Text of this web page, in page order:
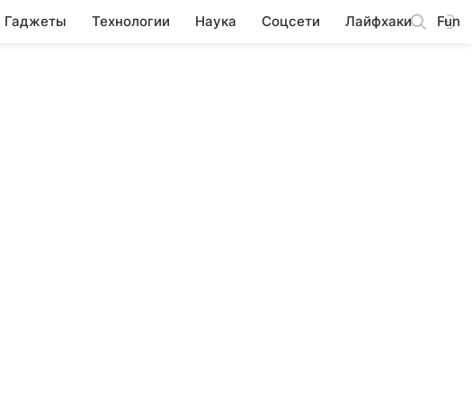
Гаджеты Технологии Наука Соцсети Лайфхаки Fun